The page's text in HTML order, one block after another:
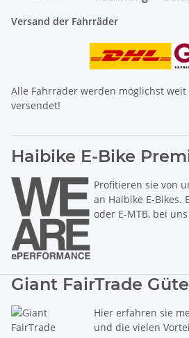
Versand der Fahrräder
Alle Fahrräder werden möglichst
versendet!
Haibike E-Bike
Profitieren sie von
an Haibike E-Bikes.
oder E-MTB, bei
Giant FairTrade
Hier erfahren sie
und die vielen